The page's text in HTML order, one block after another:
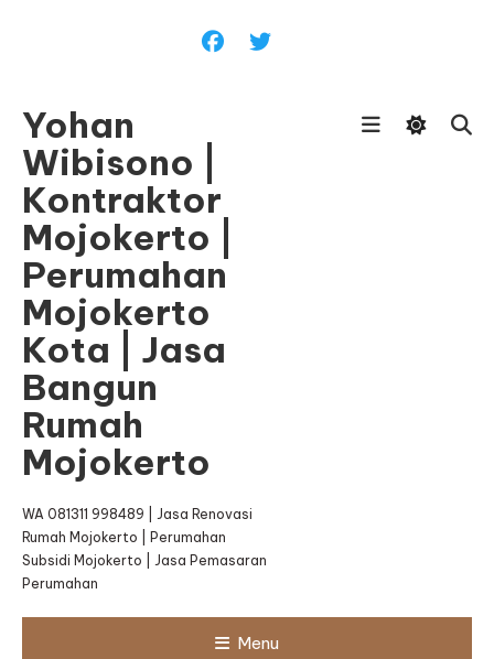
Yohan
Wibisono |
Kontraktor
Mojokerto |
Perumahan
Mojokerto
Kota | Jasa
Bangun
Rumah
Mojokerto
WA 081311 998489 | Jasa Renovasi
Rumah Mojokerto | Perumahan
Subsidi Mojokerto | Jasa Pemasaran
Perumahan
Menu